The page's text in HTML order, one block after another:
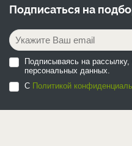
Подписаться на
Подписываясь на
персональных данных.
С Политикой